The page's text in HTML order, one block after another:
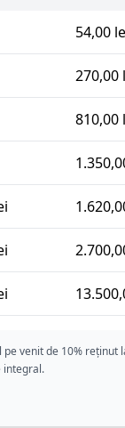
54,00
270,00
810,00
venit de 10% reținut
integral.